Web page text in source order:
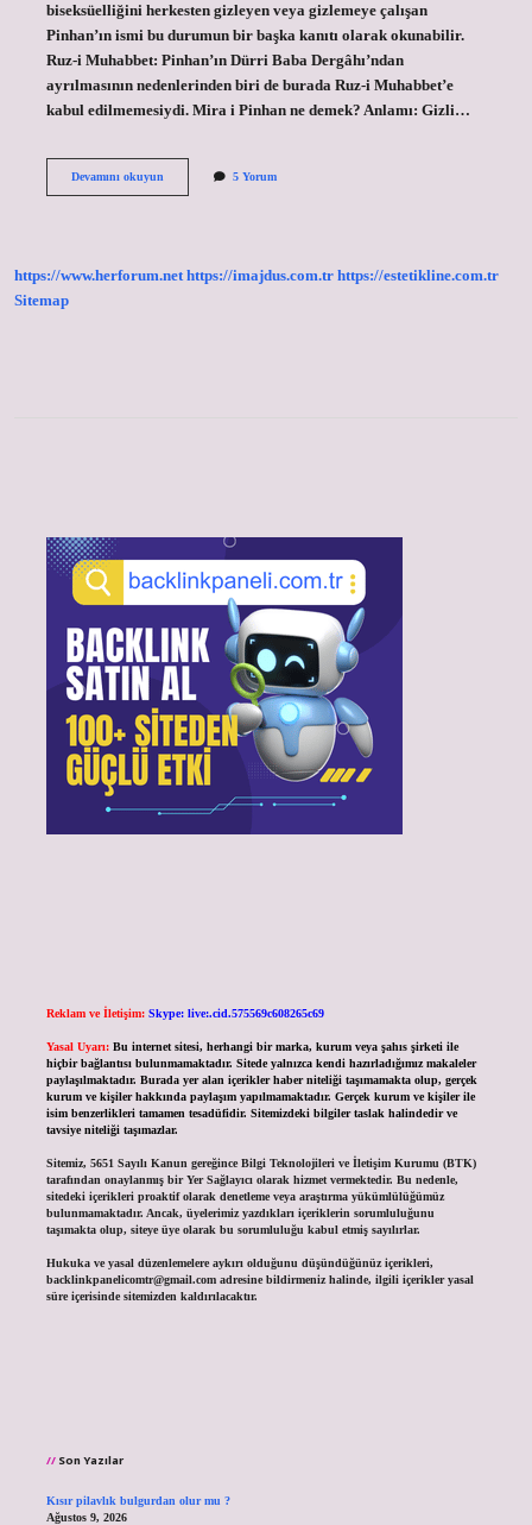
biseksüelliğini herkesten gizleyen veya gizlemeye çalışan
Pinhan’ın ismi bu durumun bir başka kanıtı olarak okunabilir.
Ruz-i Muhabbet: Pinhan’ın Dürri Baba Dergâhı’ndan
ayrılmasının nedenlerinden biri de burada Ruz-i Muhabbet’e
kabul edilmemesiydi. Mira i Pinhan ne demek? Anlamı: Gizli…
Devamını okuyunPinhan
5 Yorum
https://www.herforum.net https://imajdus.com.tr https://estetikline.com.tr
Sitemap
Reklam ve İletişim: Skype: live:.cid.575569c608265c69
Yasal Uyarı: Bu internet sitesi, herhangi bir marka, kurum veya şahıs şirketi ile
hiçbir bağlantısı bulunmamaktadır. Sitede yalnızca kendi hazırladığımız makaleler
paylaşılmaktadır. Burada yer alan içerikler haber niteliği taşımamakta olup, gerçek
kurum ve kişiler hakkında paylaşım yapılmamaktadır. Gerçek kurum ve kişiler ile
isim benzerlikleri tamamen tesadüfidir. Sitemizdeki bilgiler taslak halindedir ve
tavsiye niteliği taşımazlar.
Sitemiz, 5651 Sayılı Kanun gereğince Bilgi Teknolojileri ve İletişim Kurumu (BTK)
tarafından onaylanmış bir Yer Sağlayıcı olarak hizmet vermektedir. Bu nedenle,
sitedeki içerikleri proaktif olarak denetleme veya araştırma yükümlülüğümüz
bulunmamaktadır. Ancak, üyelerimiz yazdıkları içeriklerin sorumluluğunu
taşımakta olup, siteye üye olarak bu sorumluluğu kabul etmiş sayılırlar.
Hukuka ve yasal düzenlemelere aykırı olduğunu düşündüğünüz içerikleri,
backlinkpanelicomtr@gmail.comadresine bildirmeniz halinde, ilgili içerikler yasal
süre içerisinde sitemizden kaldırılacaktır.
Son Yazılar
Kısır pilavlık bulgurdan olur mu ?
Ağustos 9, 2026